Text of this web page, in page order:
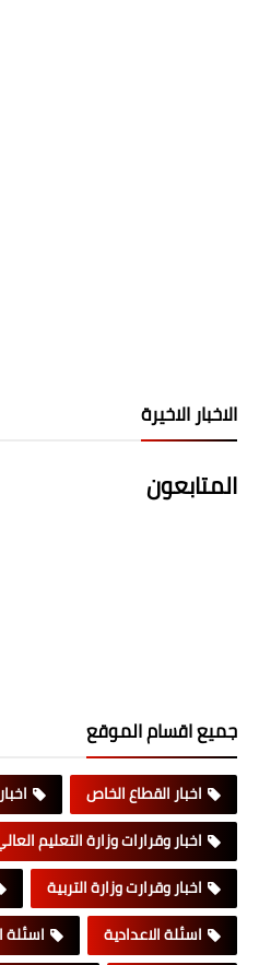
الاخبار الاخيرة
المتابعون
جميع اقسام الموقع
اخبار القطاع الخاص
اخبار وقرارات وزارة التعليم
اخبار وقرارت وزارة التربية
اسئلة الاعدادية